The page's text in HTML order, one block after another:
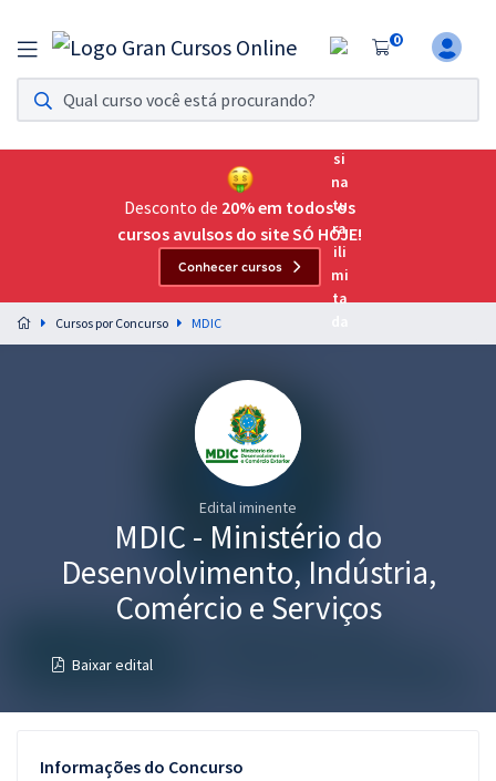
0
Assinatura Ilimitada 11
Acesso a todos os cursos. Teste grátis por 7 dias!
Assinatura OAB Até Passar
Acesso ilimitado a toda preparação para o Exame da
Preparação completa e intensiva para as principais
residências em saúde do Brasil
Graduação
Mentorias
Conteúdo gratuito
Desconto de 20% em todos os
cursos avulsos do site SÓ HOJE!
Conhecer cursos
Cursos por Concurso MDIC
Edital iminente
MDIC - Ministério do
Desenvolvimento, Indústria,
Comércio e Serviços
Baixar edital
Informações do Concurso